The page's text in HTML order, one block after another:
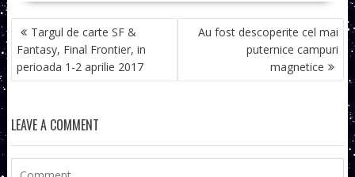
NAVIGARE
ÎN
ARTICOLE
Targul de carte SF &
Fantasy, Final Frontier, in
perioada 1-2 aprilie 2017
Au fost descoperite cel mai
puternice campuri
magnetice
LEAVE A COMMENT